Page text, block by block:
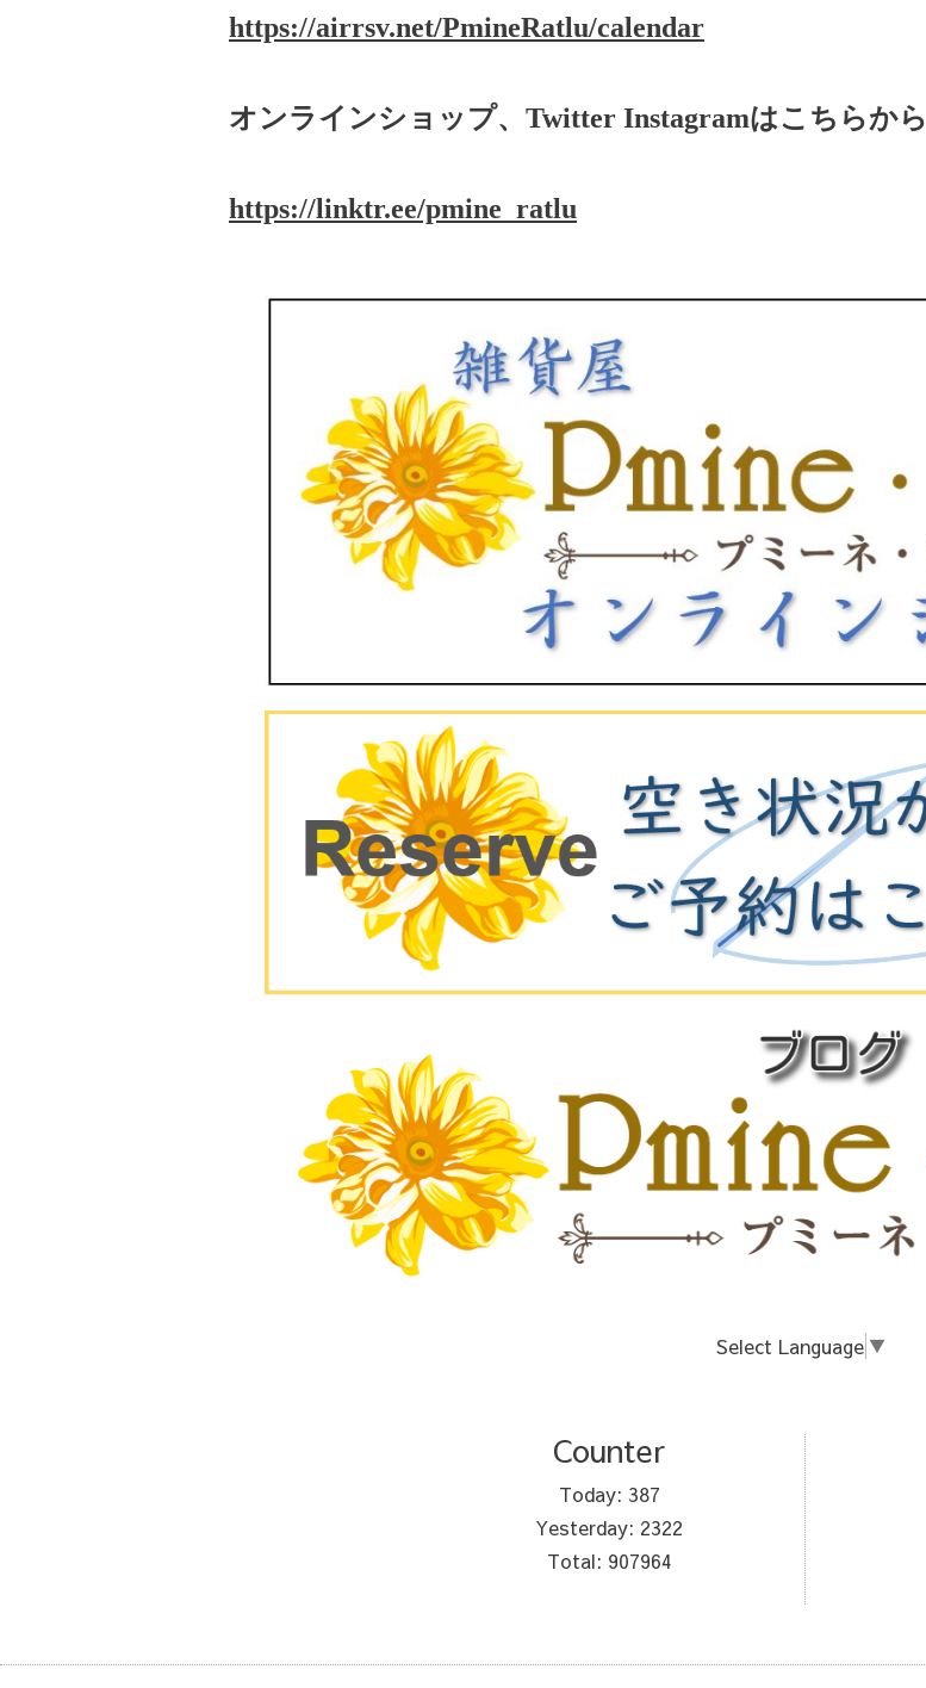
https://airrsv.net/PmineRatlu/calendar
オンラインショップ、Twitter Instagramはこちらから
https://linktr.ee/pmine_ratlu
Select Language ▼
Counter
Today: 387
Yesterday: 2322
Total: 907964